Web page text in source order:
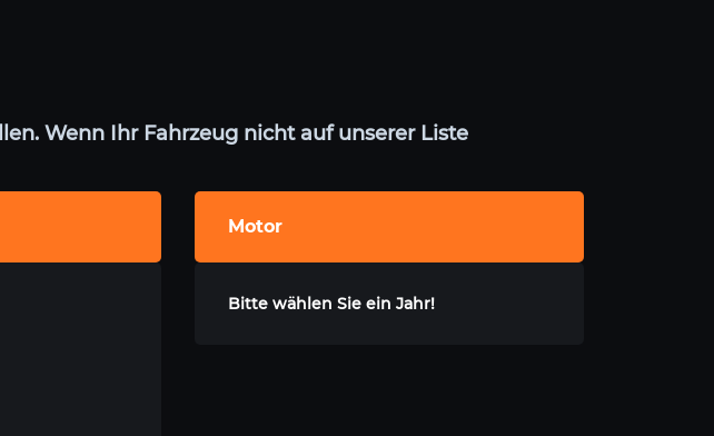
Wenn Ihr Fahrzeug nicht auf unserer Liste
Motor
Bitte wählen Sie ein Jahr!